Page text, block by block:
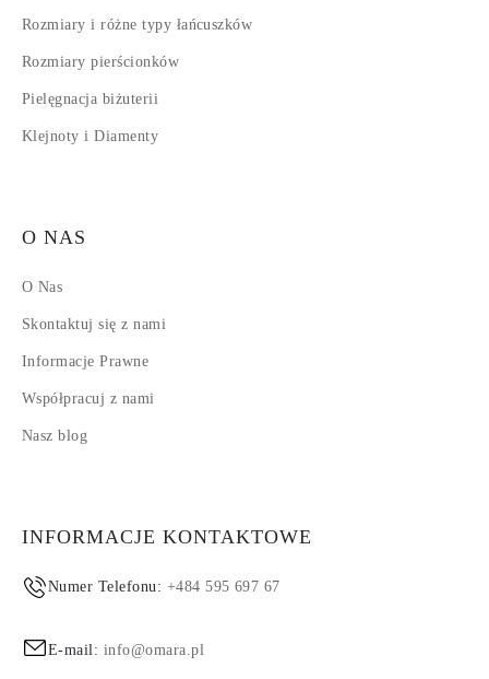
Rozmiary i różne typy łańcuszków
Rozmiary pierścionków
Pielęgnacja biżuterii
Klejnoty i Diamenty
O NAS
O Nas
Skontaktuj się z nami
Informacje Prawne
Współpracuj z nami
Nasz blog
INFORMACJE KONTAKTOWE
Numer Telefonu: +484 595 697 67
E-mail: info@omara.pl